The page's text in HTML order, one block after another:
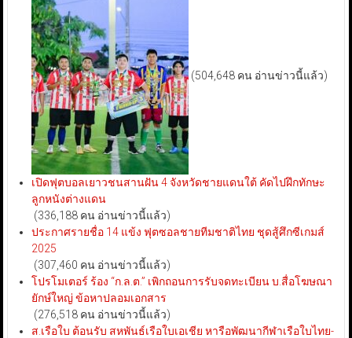
(504,648 คน อ่านข่าวนี้แล้ว)
เปิดฟุตบอลเยาวชนสานฝัน 4 จังหวัดชายแดนใต้ คัดไปฝึกทักษะ
ลูกหนังต่างแดน
(336,188 คน อ่านข่าวนี้แล้ว)
ประกาศรายชื่อ 14 แข้ง ฟุตซอลชายทีมชาติไทย ชุดสู้ศึกซีเกมส์
2025
(307,460 คน อ่านข่าวนี้แล้ว)
โปรโมเตอร์ ร้อง “ก.ล.ต.” เพิกถอนการรับจดทะเบียน บ.สื่อโฆษณา
ยักษ์ใหญ่ ข้อหาปลอมเอกสาร
(276,518 คน อ่านข่าวนี้แล้ว)
ส.เรือใบ ต้อนรับ สหพันธ์เรือใบเอเชีย หารือพัฒนากีฬาเรือใบไทย-